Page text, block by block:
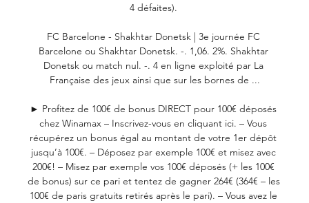
4 défaites).
FC Barcelone - Shakhtar Donetsk | 3e journée FC
Barcelone ou Shakhtar Donetsk. -. 1,06. 2%. Shakhtar
Donetsk ou match nul. -. 4 en ligne exploité par La
Française des jeux ainsi que sur les bornes de ...
► Profitez de 100€ de bonus DIRECT pour 100€ déposés
chez Winamax – Inscrivez-vous en cliquant ici. – Vous
récupérez un bonus égal au montant de votre 1er dépôt
jusqu’à 100€. – Déposez par exemple 100€ et misez avec
200€! – Misez par exemple vos 100€ déposés (+ les 100€
de bonus) sur ce pari et tentez de gagner 264€ (364€ – les
100€ de paris gratuits retirés après le pari). – Vous avez le